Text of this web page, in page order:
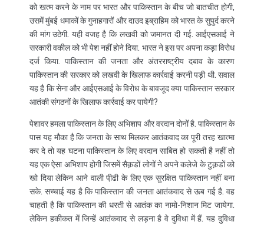
को खत्म करने के नाम पर भारत और पाकिस्तान के बीच जो बातचीत होगी,
उसमें मुंबई धमाकों के गुनाहगारों और दाउद इब्राहिम को भारत के सुपुर्द करने
की मांग उठेगी. यही वजह है कि लखवी को जमानत दी गई. आईएसआई ने
सरकारी वकील को भी पेश नहीं होने दिया. भारत ने इस पर अपना कड़ा विरोध
दर्ज किया. पाकिस्तान की जनता और अंतरराष्ट्रीय दबाव के कारण
पाकिस्तान की सरकार को लखवी के खिलाफ कार्रवाई करनी पड़ी थी. सवाल
यह है कि सेना और आईएसआई के विरोध के बावजूद क्या पाकिस्तान सरकार
आतंकी संगठनों के खिलाफ कार्रवाई कर पायेगी?
पेशावर हमला पाकिस्तान के लिए अभिशाप और वरदान दोनों है. पाकिस्तान के
पास यह मौका है कि जनता के साथ मिलकर आतंकवाद का पूरी तरह खात्मा
कर दे तो यह घटना पाकिस्तान के लिए वरदान साबित हो सकती है नहीं तो
यह एक ऐसा अभिशाप होगी जिसमें सैक़डों लोगों ने अपने कलेजे के टुक़डों को
खो दिया लेकिन आने वाली पी़ढी के लिए एक सुरक्षित पाकिस्तान नहीं बना
सके. सच्चाई यह है कि पाकिस्तान की जनता आतंकवाद से ऊब गई है. वह
चाहती है कि पाकिस्तान की धरती से आतंक का नामो-निशान मिट जायेगा.
लेकिन हकीकत में जिन्हें आतंकवाद से लड़ना है वे दुविधा में हैं. यह दुविधा